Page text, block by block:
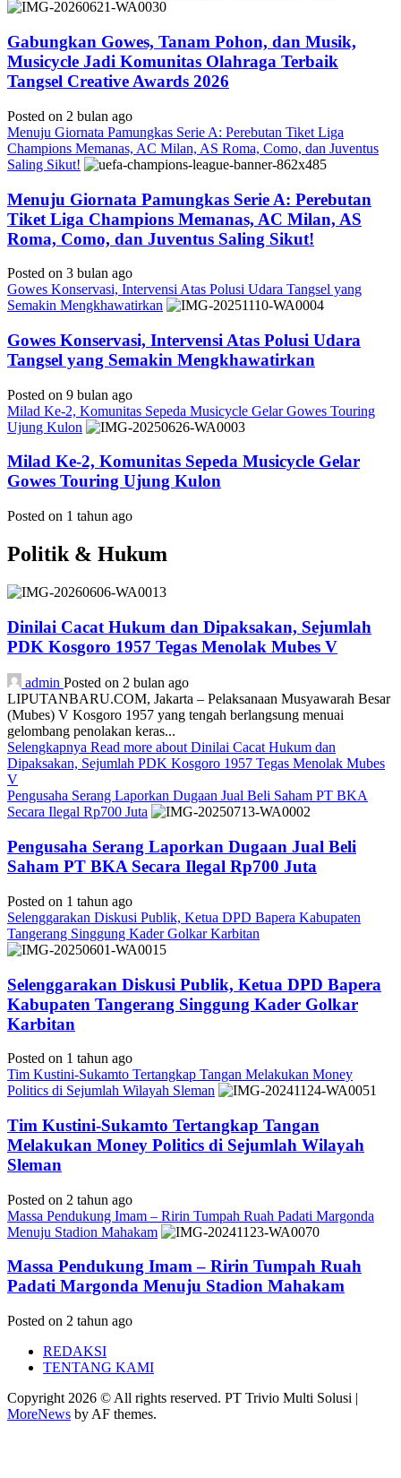
Gabungkan Gowes, Tanam Pohon, dan Musik,
Musicycle Jadi Komunitas Olahraga Terbaik
Tangsel Creative Awards 2026
Posted on 2 bulan ago
Menuju Giornata Pamungkas Serie A: Perebutan Tiket Liga
Champions Memanas, AC Milan, AS Roma, Como, dan Juventus
Saling Sikut!
Menuju Giornata Pamungkas Serie A: Perebutan
Tiket Liga Champions Memanas, AC Milan, AS
Roma, Como, dan Juventus Saling Sikut!
Posted on 3 bulan ago
Gowes Konservasi, Intervensi Atas Polusi Udara Tangsel yang
Semakin Mengkhawatirkan
Gowes Konservasi, Intervensi Atas Polusi Udara
Tangsel yang Semakin Mengkhawatirkan
Posted on 9 bulan ago
Milad Ke-2, Komunitas Sepeda Musicycle Gelar Gowes Touring
Ujung Kulon
Milad Ke-2, Komunitas Sepeda Musicycle Gelar
Gowes Touring Ujung Kulon
Posted on 1 tahun ago
Politik & Hukum
Dinilai Cacat Hukum dan Dipaksakan, Sejumlah
PDK Kosgoro 1957 Tegas Menolak Mubes V
admin Posted on 2 bulan ago
LIPUTANBARU.COM, Jakarta – Pelaksanaan Musyawarah Besar
(Mubes) V Kosgoro 1957 yang tengah berlangsung menuai
gelombang penolakan keras...
Selengkapnya Read more about Dinilai Cacat Hukum dan
Dipaksakan, Sejumlah PDK Kosgoro 1957 Tegas Menolak Mubes
V
Pengusaha Serang Laporkan Dugaan Jual Beli Saham PT BKA
Secara Ilegal Rp700 Juta
Pengusaha Serang Laporkan Dugaan Jual Beli
Saham PT BKA Secara Ilegal Rp700 Juta
Posted on 1 tahun ago
Selenggarakan Diskusi Publik, Ketua DPD Bapera Kabupaten
Tangerang Singgung Kader Golkar Karbitan
Selenggarakan Diskusi Publik, Ketua DPD Bapera
Kabupaten Tangerang Singgung Kader Golkar
Karbitan
Posted on 1 tahun ago
Tim Kustini-Sukamto Tertangkap Tangan Melakukan Money
Politics di Sejumlah Wilayah Sleman
Tim Kustini-Sukamto Tertangkap Tangan
Melakukan Money Politics di Sejumlah Wilayah
Sleman
Posted on 2 tahun ago
Massa Pendukung Imam – Ririn Tumpah Ruah Padati Margonda
Menuju Stadion Mahakam
Massa Pendukung Imam – Ririn Tumpah Ruah
Padati Margonda Menuju Stadion Mahakam
Posted on 2 tahun ago
REDAKSI
TENTANG KAMI
Copyright 2026 © All rights reserved. PT Trivio Multi Solusi |
MoreNews by AF themes.